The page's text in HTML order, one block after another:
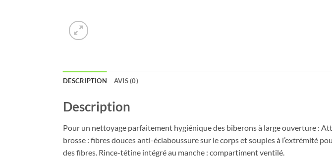
DESCRIPTION AVIS (0)
Description
Pour un nettoyage parfaitement hygiénique des biberons à large ouverture :
brosse : fibres douces anti-éclaboussure sur le corps et souples à l’extrémité
des fibres. Rince-tétine intégré au manche : compartiment ventilé.